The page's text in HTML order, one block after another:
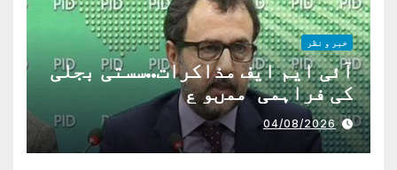
خبر و نظر
آئی ایم ایف مذاکرات..سستی بجلی
کی فراہمی ممںو ع
04/08/2026